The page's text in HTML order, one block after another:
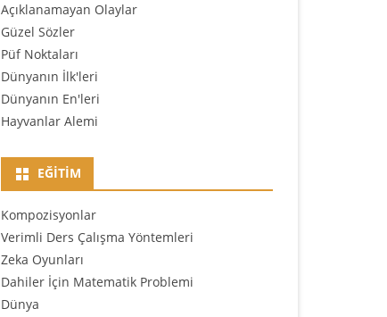
Açıklanamayan Olaylar
Güzel Sözler
Püf Noktaları
Dünyanın İlk'leri
Dünyanın En'leri
Hayvanlar Alemi
EĞITIM
Kompozisyonlar
Verimli Ders Çalışma Yöntemleri
Zeka Oyunları
Dahiler İçin Matematik Problemi
Dünya